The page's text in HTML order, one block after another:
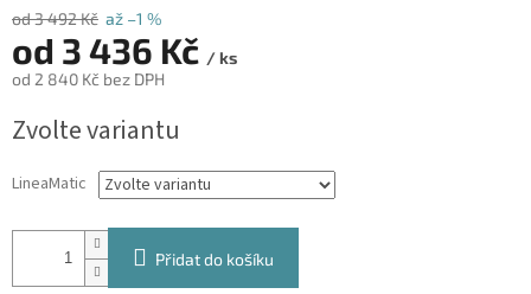
od 3 492 Kč až –1 %
od 3 436 Kč / ks
od 2 840 Kč bez DPH
cena:
Zvolte variantu
LineaMatic
Přidat do košíku